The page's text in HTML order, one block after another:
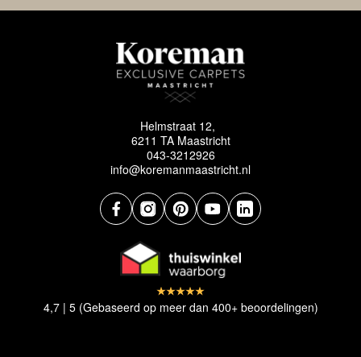
Helmstraat 12,
6211 TA Maastricht
043-3212926
info@koremanmaastricht.nl
4,7 | 5 (Gebaseerd op meer dan 400+ beoordelingen)